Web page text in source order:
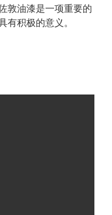
敦油漆是一项重要的
有积极的意义。